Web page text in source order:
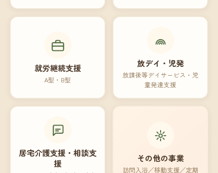
就労継続支援
A型・B型
放デイ・児発
放課後等デイサービス・児
童発達支援
居宅介護支援・相談支
援
その他の事業
訪問入浴／移動支援／定期